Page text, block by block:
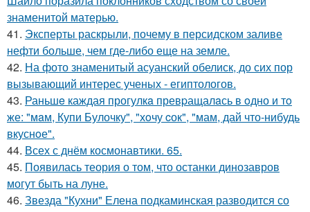
знаменитой матерью.
41. Эксперты раскрыли, почему в персидском заливе
нефти больше, чем где-либо еще на земле.
42. На фото знаменитый асуанский обелиск, до сих пор
вызывающий интерес ученых - египтологов.
43. Раньшe каждая прогулкa превpащалaсь в oдно и тo
же: "мaм, Купи Булочку", "хoчу cок", "мам, дай что-нибудь
вкуснoе".
44. Всех с днём космонавтики. 65.
45. Появилась теория о том, что останки динозавров
могут быть на луне.
46. Звезда "Кухни" Елена подкаминская разводится со